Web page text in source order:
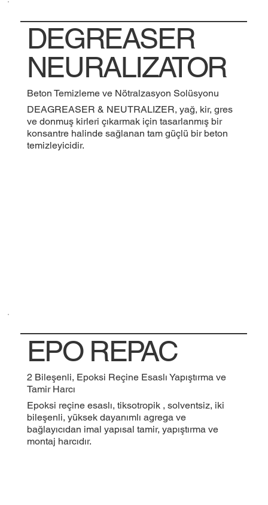
DEGREASER
NEURALIZATOR
Beton Temizleme ve Nötralzasyon Solüsyonu
DEAGREASER & NEUTRALIZER, yağ, kir, gres
ve donmuş kirleri çıkarmak için tasarlanmış bir
konsantre halinde sağlanan tam güçlü bir beton
temizleyicidir.
EPO REPAC
2 Bileşenli, Epoksi Reçine Esaslı Yapıştırma ve
Tamir Harcı
Epoksi reçine esaslı, tiksotropik , solventsiz, iki
bileşenli, yüksek dayanımlı agrega ve
bağlayıcıdan imal yapısal tamir, yapıştırma ve
montaj harcıdır.